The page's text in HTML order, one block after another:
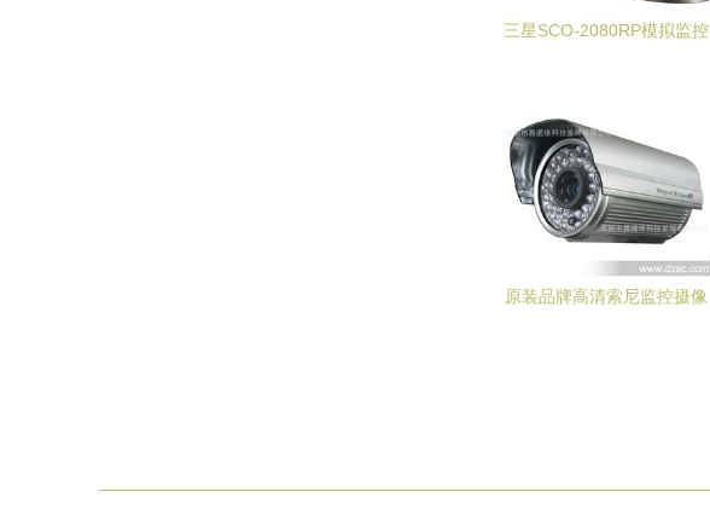
三星SCO-2080RP模拟监控
原装品牌高清索尼监控摄像